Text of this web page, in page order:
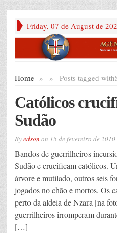
Friday, 07 de August de
Home » Posts tagged with
»
Católicos
Sudão
Byedson on 15 de fevereiro de 2010
Bandos de guerrilheiros
Sudão e crucificam católicos.
árvore e mutilado, outros seis
jogados no chão e mortos. Os
perto da aldeia de Nzara [na
guerrilheiros irromperam
[…]